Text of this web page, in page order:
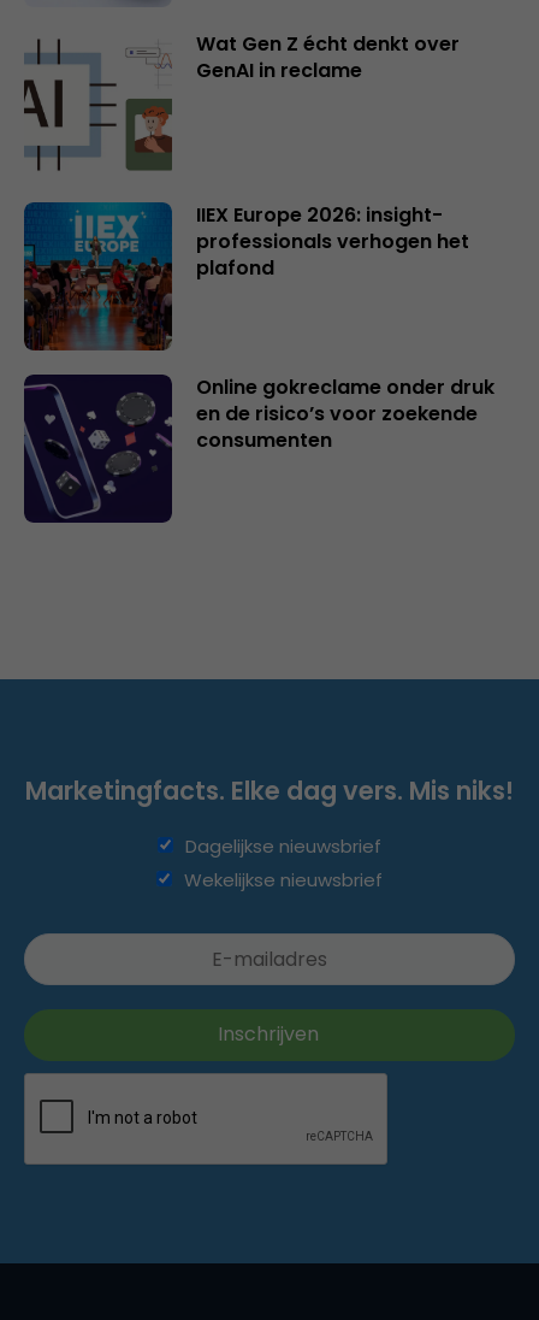
Wat Gen Z écht denkt over
GenAI in reclame
IIEX Europe 2026: insight-
professionals verhogen het
plafond
Online gokreclame onder druk
en de risico’s voor zoekende
consumenten
Marketingfacts. Elke dag vers. Mis niks!
Dagelijkse nieuwsbrief
Wekelijkse nieuwsbrief